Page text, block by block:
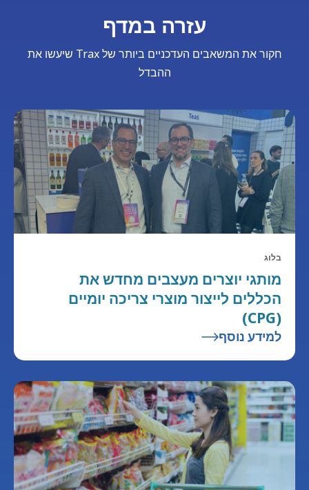
עזרה במדף
חקור את המשאבים העדכניים ביותר של Trax שיעשו את
ההבדל
בלוג
מותגי יוצרים מעצבים מחדש את
הכללים לייצור מוצרי צריכה יומיים
(CPG)
למידע נוסף